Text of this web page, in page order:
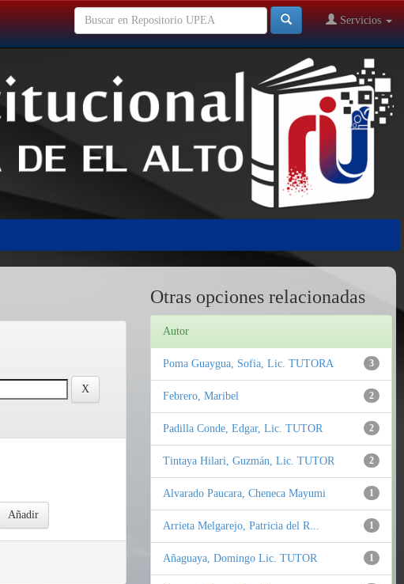
Servicios
Otras opciones relacionadas
Autor
3
Poma Guaygua, Sofia, Lic. TUTORA
2
Febrero, Maribel
2
Padilla Conde, Edgar, Lic. TUTOR
2
Tintaya Hilari, Guzmán, Lic. TUTOR
1
Alvarado Paucara, Cheneca Mayumi
1
Arrieta Melgarejo, Patricia del R...
1
Añaguaya, Domingo Lic. TUTOR